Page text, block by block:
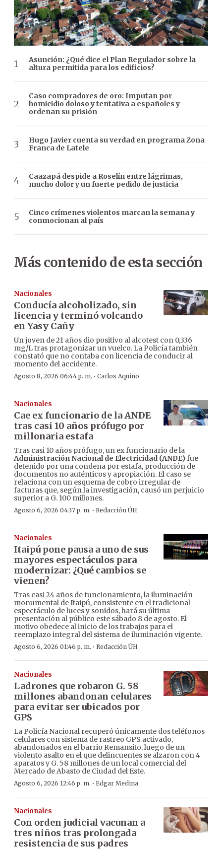
Asunción: ¿Qué dice el Plan Regulador sobre la
altura permitida para los edificios?
Caso compradores de oro: Imputan por
homicidio doloso y tentativa a españoles y
ordenan su prisión
Hugo Javier cuenta su verdad en programa Zona
Franca de Latele
Caazapá despide a Roselín entre lágrimas,
mucho dolor y un fuerte pedido de justicia
Cinco crímenes violentos marcan la semana y
conmocionan al país
Más contenido de esta sección
Nacionales
Conducía alcoholizado, sin
licencia y terminó volcando
en Yasy Cañy
Un joven de 21 años dio positivo al alcotest con 0,336
mg/L tras protagonizar un vuelco. La Policía también
constató que no contaba con licencia de conducir al
momento del accidente.
Agosto 8, 2026 06:44 p. m. · Carlos Aquino
Nacionales
Cae ex funcionario de la ANDE
tras casi 10 años prófugo por
millonaria estafa
Tras casi 10 años prófugo, un ex funcionario de la
Administración Nacional de Electricidad (ANDE)fue
detenido por una condena por estafa, producción de
documentos no auténticos y apropiación. El caso se
relaciona con un esquema de cobro irregular de
facturas que, según la investigación, causó un perjuicio
superior a G. 100 millones.
Agosto 6, 2026 04:37 p. m. · Redacción ÚH
Nacionales
Itaipú pone pausa a uno de sus
mayores espectáculos para
modernizar: ¿Qué cambios se
vienen?
Tras casi 24 años de funcionamiento, la iluminación
monumental de Itaipú, consistente en el tradicional
espectáculo de luces y sonidos, hará su última
presentación al público este sábado 8 de agosto. El
motivo obedece al inicio de los trabajos para el
reemplazo integral del sistema de iluminación vigente.
Agosto 6, 2026 01:46 p. m. · Redacción ÚH
Nacionales
Ladrones que robaron G. 58
millones abandonan celulares
para evitar ser ubicados por
GPS
La Policía Nacional recuperó únicamente dos teléfonos
celulares con sistema de rastreo GPS activado,
abandonados en el barrio Remansito, luego de un
violento asalto en el que delincuentes se alzaron con 4
aparatos y G. 58 millones de un local comercial del
Mercado de Abasto de Ciudad del Este.
Agosto 6, 2026 12:46 p. m. · Edgar Medina
Nacionales
Con orden judicial vacunan a
tres niños tras prolongada
resistencia de sus padres